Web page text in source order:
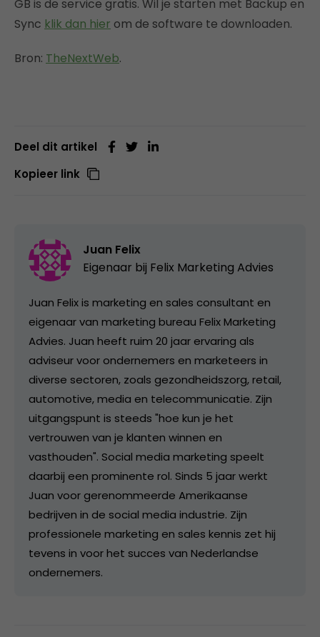
GB is de service gratis. Wil je starten met Backup en
Sync klik dan hier om de software te downloaden.
Bron: TheNextWeb.
Deel dit artikel
Kopieer link
Juan Felix
Eigenaar bij Felix Marketing Advies
Juan Felix is marketing en sales consultant en
eigenaar van marketing bureau Felix Marketing
Advies. Juan heeft ruim 20 jaar ervaring als
adviseur voor ondernemers en marketeers in
diverse sectoren, zoals gezondheidszorg, retail,
automotive, media en telecommunicatie. Zijn
uitgangspunt is steeds "hoe kun je het
vertrouwen van je klanten winnen en
vasthouden". Social media marketing speelt
daarbij een prominente rol. Sinds 5 jaar werkt
Juan voor gerenommeerde Amerikaanse
bedrijven in de social media industrie. Zijn
professionele marketing en sales kennis zet hij
tevens in voor het succes van Nederlandse
ondernemers.